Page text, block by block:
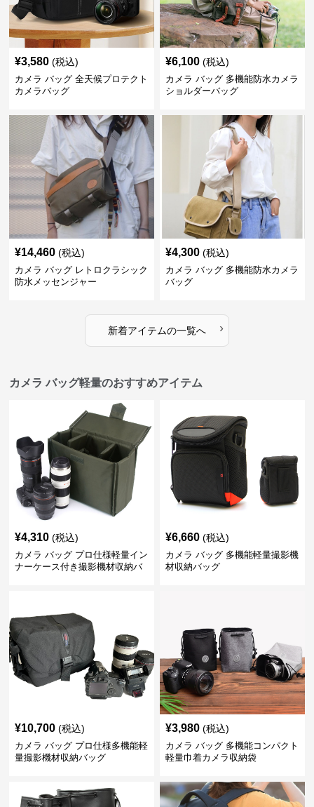
¥3,580 (税込)
カメラ バッグ 全天候プロテクト
カメラバッグ
¥6,100 (税込)
カメラ バッグ 多機能防水カメラ
ショルダーバッグ
¥14,460 (税込)
カメラ バッグ レトロクラシック
防水メッセンジャー
¥4,300 (税込)
カメラ バッグ 多機能防水カメラ
バッグ
新着アイテムの一覧へ ›
カメラ バッグ軽量のおすすめアイテム
¥4,310 (税込)
カメラ バッグ プロ仕様軽量イン
ナーケース付き撮影機材収納バ
¥6,660 (税込)
カメラ バッグ 多機能軽量撮影機
材収納バッグ
¥10,700 (税込)
カメラ バッグ プロ仕様多機能軽
量撮影機材収納バッグ
¥3,980 (税込)
カメラ バッグ 多機能コンパクト
軽量巾着カメラ収納袋